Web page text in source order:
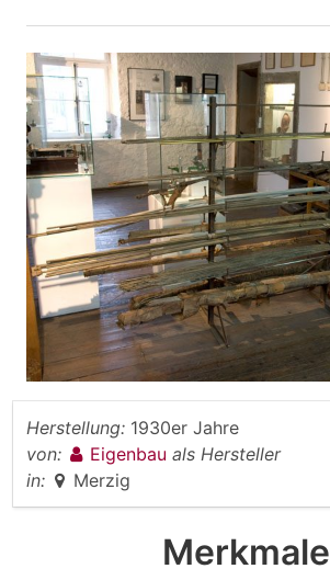
Herstellung: 1930er Jahre
von:
Eigenbau als Hersteller
in:
Merzig
Merkmale